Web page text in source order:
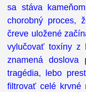
sa stáva
chorobný proces,
čreve uložené
vylučovať toxíny z
znamená
tragédia, lebo
filtrovať celé krvné